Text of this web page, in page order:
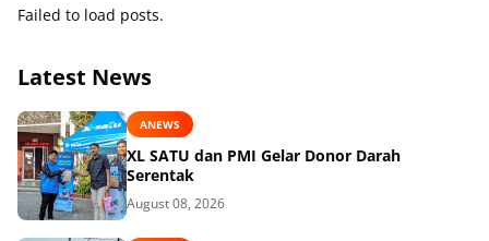
Failed to load posts.
Latest News
ANEWS
XL SATU dan PMI Gelar Donor Darah
Serentak
August 08, 2026